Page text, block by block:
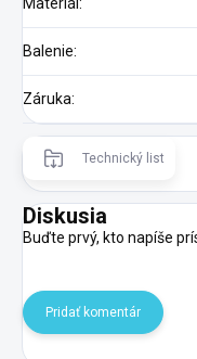
Materiál:
Balenie:
Záruka:
Technický list
Diskusia
Buďte prvý, kto napíše
Pridať komentár